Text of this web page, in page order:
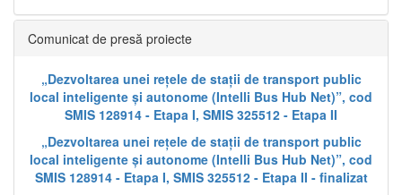
Comunicat de presă proiecte
„Dezvoltarea unei rețele de stații de transport public
local inteligente și autonome (Intelli Bus Hub Net)”, cod
SMIS 128914 - Etapa I, SMIS 325512 - Etapa II
„Dezvoltarea unei rețele de stații de transport public
local inteligente și autonome (Intelli Bus Hub Net)”, cod
SMIS 128914 - Etapa I, SMIS 325512 - Etapa II - finalizat